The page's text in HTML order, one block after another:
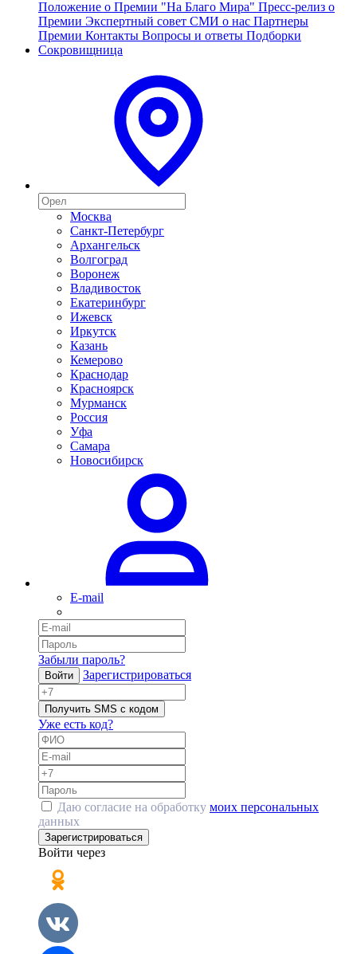
Положение о Премии "На Благо Мира" Пресс-релиз о
Премии Экспертный совет СМИ о нас Партнеры
Премии Контакты Вопросы и ответы Подборки
Сокровищница
Москва
Санкт-Петербург
Архангельск
Волгоград
Воронеж
Владивосток
Екатеринбург
Ижевск
Иркутск
Казань
Кемерово
Краснодар
Красноярск
Мурманск
Россия
Уфа
Самара
Новосибирск
E-mail
Забыли пароль?
Войти Зарегистрироваться
Получить SMS с кодом
Уже есть код?
Даю согласие на обработку моих персональных
данных
Зарегистрироваться
Войти через